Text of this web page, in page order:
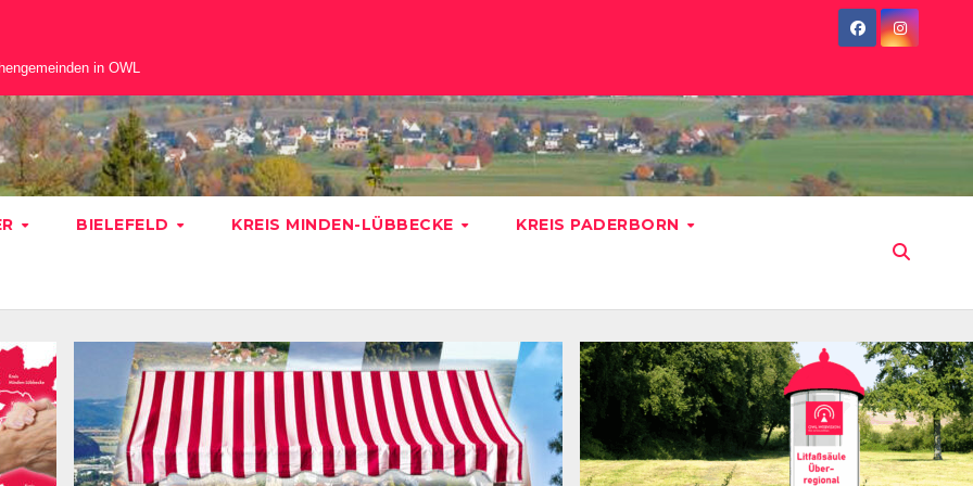
in OWL
BIELEFELD KREIS MINDEN-LÜBBECKE KREIS PADERBORN